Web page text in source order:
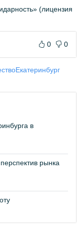
(лицензия
0 0
Екатеринбург
в
рынка